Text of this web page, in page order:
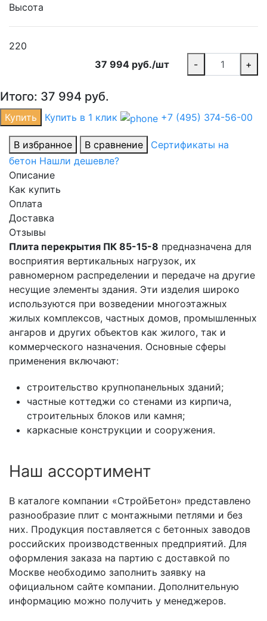
Высота
220
37 994 руб./шт
- +
Итого: 37 994 руб.
Купить Купить в 1 клик +7 (495) 374-56-00
В избранное В сравнение
Сертификаты на
бетон Нашли дешевле?
Описание
Как купить
Оплата
Доставка
Отзывы
Плита перекрытия ПК 85-15-8 предназначена для
восприятия вертикальных нагрузок, их
равномерном распределении и передаче на другие
несущие элементы здания. Эти изделия широко
используются при возведении многоэтажных
жилых комплексов, частных домов, промышленных
ангаров и других объектов как жилого, так и
коммерческого назначения. Основные сферы
применения включают:
строительство крупнопанельных зданий;
частные коттеджи со стенами из кирпича,
строительных блоков или камня;
каркасные конструкции и сооружения.
Наш ассортимент
В каталоге компании «СтройБетон» представлено
разнообразие плит с монтажными петлями и без
них. Продукция поставляется с бетонных заводов
российских производственных предприятий. Для
оформления заказа на партию с доставкой по
Москве необходимо заполнить заявку на
официальном сайте компании. Дополнительную
информацию можно получить у менеджеров.